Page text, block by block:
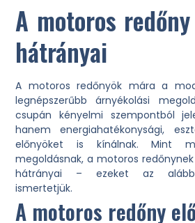
A motoros
hátrányai
A motoros redőnyök mára a
legnépszerűbb árnyékolási
csupán kényelmi szempontból
hanem energiahatékonysági,
előnyöket is kínálnak. Mint
megoldásnak, a motoros
hátrányai – ezeket az
ismertetjük.
A motoros redőny